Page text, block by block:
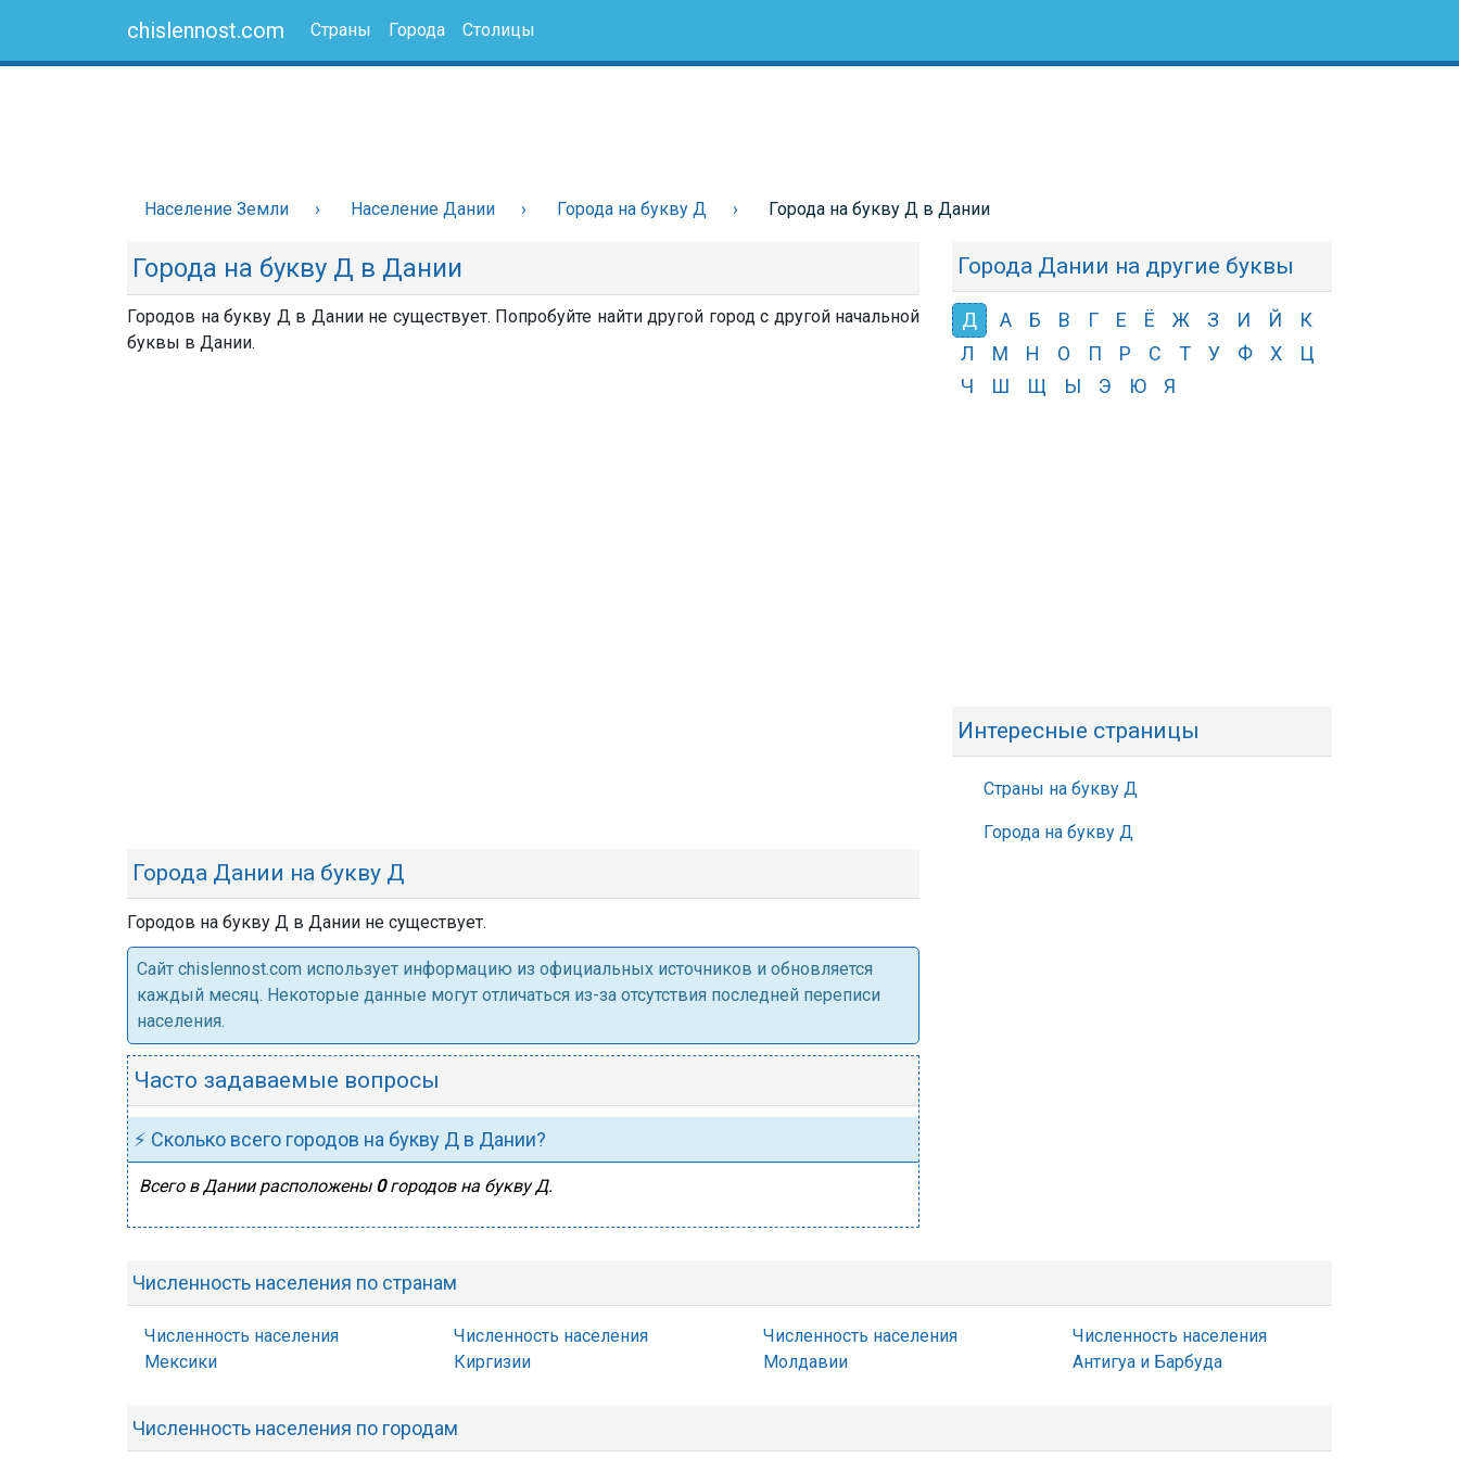
chislennost.com Страны Города Столицы
Население Земли Население Дании Города на букву Д Города на букву Д в Дании
Города на букву Д в Дании
Городов на букву Д в Дании не существует. Попробуйте найти другой город с другой начальной
буквы в Дании.
Города Дании на букву Д
Городов на букву Д в Дании не существует.
Cайт chislennost.com использует информацию из официальных источников и обновляется
каждый месяц. Некоторые данные могут отличаться из-за отсутствия последней переписи
населения.
Часто задаваемые вопросы
⚡ Сколько всего городов на букву Д в Дании?
Всего в Дании расположены 0городов на букву Д.
Города Дании на другие буквы
Д А Б В Г Е Ё Ж З И Й
К
Л
М Н О П Р С Т У Ф Х
Ц
Ч
Ш Щ Ы Э Ю Я
Интересные страницы
Страны на букву Д
Города на букву Д
Численность населения по странам
Численность населения
Мексики
Численность населения
Киргизии
Численность населения
Молдавии
Численность населения
Антигуа и Барбуда
Численность населения по городам